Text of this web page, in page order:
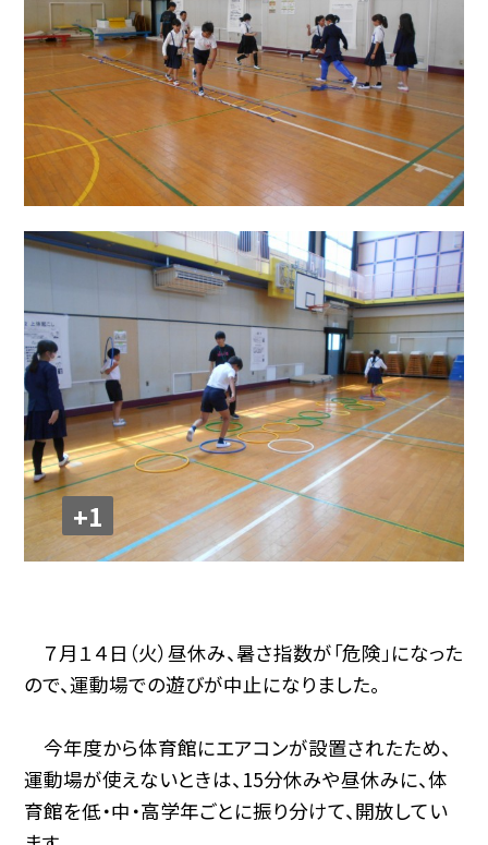
+1
７月１４日（火）昼休み、暑さ指数が「危険」になった
ので、運動場での遊びが中止になりました。
今年度から体育館にエアコンが設置されたため、
運動場が使えないときは、15分休みや昼休みに、体
育館を低・中・高学年ごとに振り分けて、開放してい